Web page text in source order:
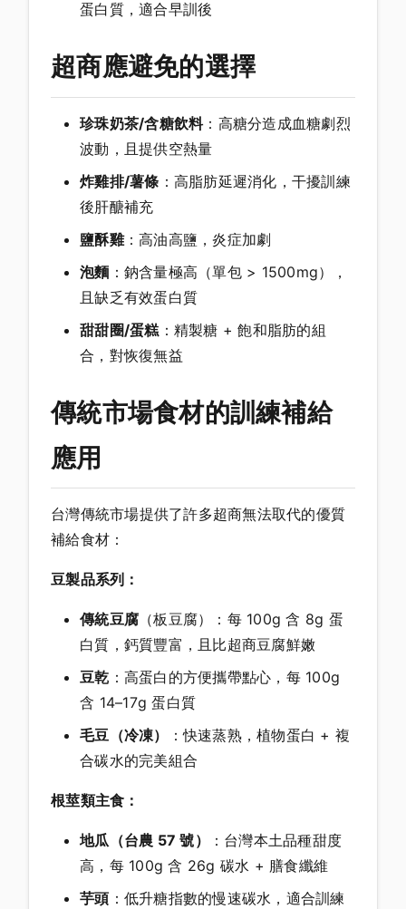
蛋白質，適合早訓後
超商應避免的選擇
珍珠奶茶/含糖飲料：高糖分造成血糖劇烈
波動，且提供空熱量
炸雞排/薯條 ：高脂肪延遲消化，干擾訓練
後肝醣補充
鹽酥雞：高油高鹽，炎症加劇
泡麵 ：鈉含量極高（單包 > 1500mg），
且缺乏有效蛋白質
甜甜圈/蛋糕 ：精製糖 + 飽和脂肪的組
合，對恢復無益
傳統市場食材的訓練補給
應用
台灣傳統市場提供了許多超商無法取代的優質
補給食材：
豆製品系列：
傳統豆腐 （板豆腐）：每 100g 含 8g 蛋
白質，鈣質豐富，且比超商豆腐鮮嫩
豆乾 ：高蛋白的方便攜帶點心，每 100g
含 14–17g 蛋白質
毛豆（冷凍）
：快速蒸熟，植物蛋白 + 複
合碳水的完美組合
根莖類主食：
地瓜（台農 57 號）
：台灣本土品種甜度
高，每 100g 含 26g 碳水 + 膳食纖維
芋頭 ：低升糖指數的慢速碳水，適合訓練